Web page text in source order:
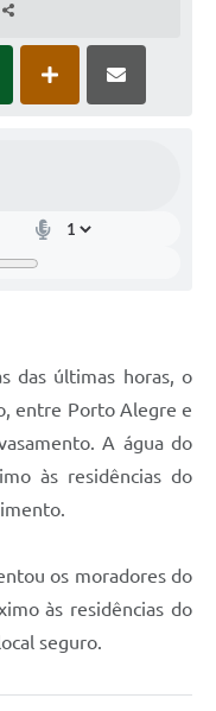
das últimas horas, o
entre Porto Alegre e
A água do
às residências do
os moradores do
às residências do
seguro.